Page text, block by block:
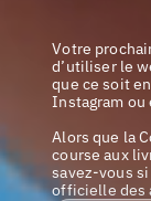
Votre
d’utiliser le
que ce soit
Instagram ou
Alors que la
course aux
savez-vous
officielle des